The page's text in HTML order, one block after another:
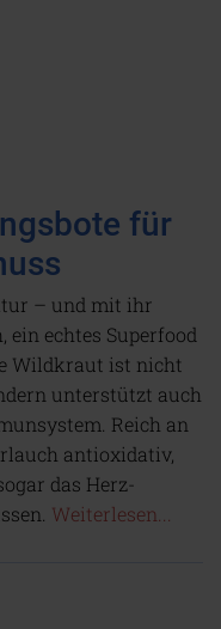
für
– und mit ihr
echtes Superfood
Wildkraut ist nicht
unterstützt auch
Reich an
antioxidativ,
das Herz-
Weiterlesen...